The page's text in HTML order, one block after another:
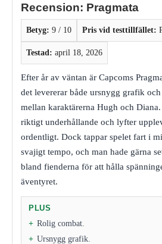
Recension: Pragmata
Betyg: 9 / 10 Pris vid testtillfället:
Testad: april 18, 2026
Efter år av väntan är Capcoms
det levererar både ursnygg grafik
mellan karaktärerna Hugh och
riktigt underhållande och lyfter
ordentligt. Dock tappar spelet fart i
svajigt tempo, och man hade gärna
bland fienderna för att hålla
äventyret.
PLUS
Rolig combat.
Ursnygg grafik.